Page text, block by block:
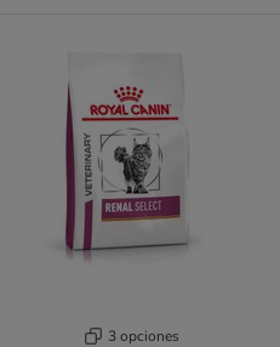
3 opciones